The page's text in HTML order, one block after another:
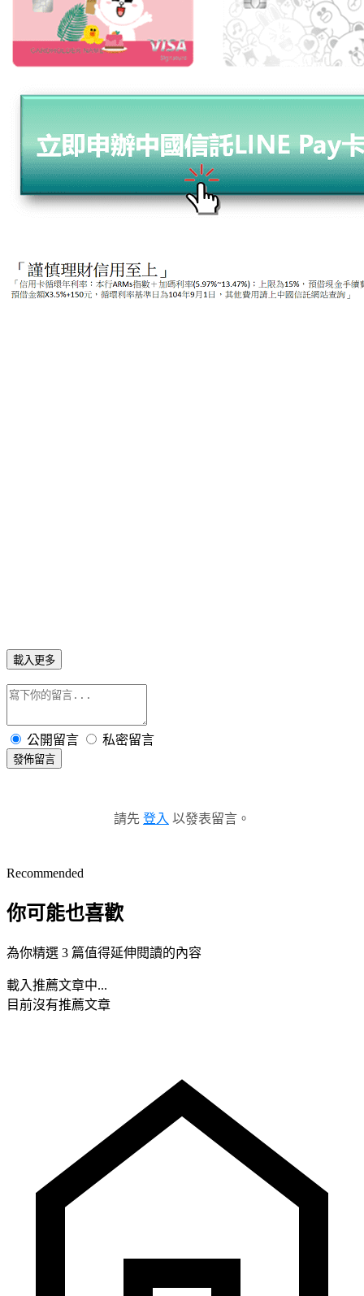
載入更多
公開留言 私密留言
發佈留言
請先 登入 以發表留言。
Recommended
你可能也喜歡
為你精選 3 篇值得延伸閱讀的內容
載入推薦文章中...
目前沒有推薦文章